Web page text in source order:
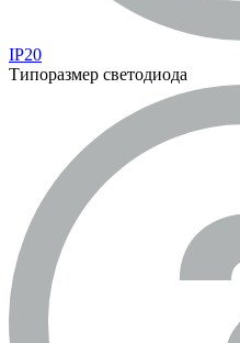
IP20
Типоразмер светодиода